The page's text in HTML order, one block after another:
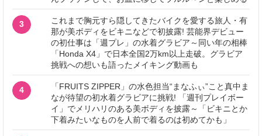
3
これまで胸元すら隠してきたバイクを愛する旅人・有
那が美ボディをビキニなどで初披露! 芸能界デビュー
の初仕事は「週プレ」の水着グラビア～同い年の相棒
「Honda X4」で日本全国2万km以上走破。グラビア
挑戦への想いも語ったメイキング動画も
4
「FRUITS ZIPPER」の水色担当“まなふぃ”こと真中ま
なが待望の初水着グラビアに挑戦! 「週刊プレイボー
イ」でメリハリのある美ボディを披露～「ビキニとか
下着みたいなものを人前で着るのは初めてかも」